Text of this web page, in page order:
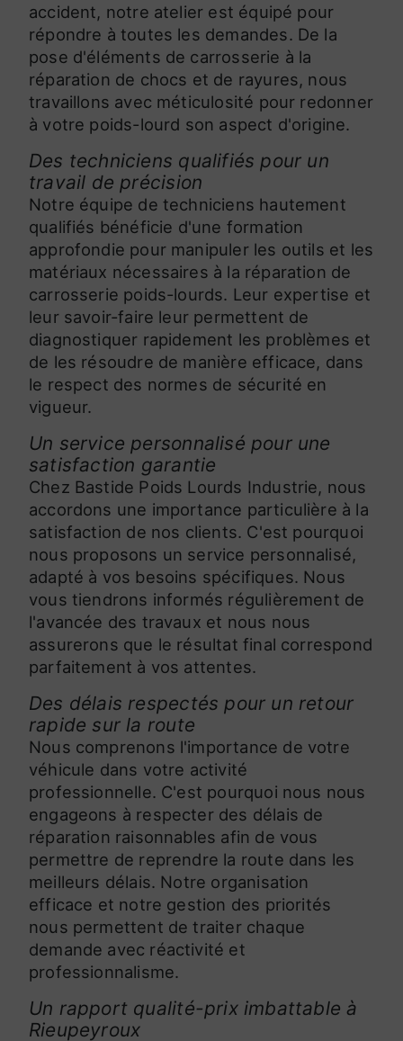
accident, notre atelier est équipé pour
répondre à toutes les demandes. De la
pose d'éléments de carrosserie à la
réparation de chocs et de rayures, nous
travaillons avec méticulosité pour redonner
à votre poids-lourd son aspect d'origine.
Des techniciens qualifiés pour un
travail de précision
Notre équipe de techniciens hautement
qualifiés bénéficie d'une formation
approfondie pour manipuler les outils et les
matériaux nécessaires à la réparation de
carrosserie poids-lourds. Leur expertise et
leur savoir-faire leur permettent de
diagnostiquer rapidement les problèmes et
de les résoudre de manière efficace, dans
le respect des normes de sécurité en
vigueur.
Un service personnalisé pour une
satisfaction garantie
Chez Bastide Poids Lourds Industrie, nous
accordons une importance particulière à la
satisfaction de nos clients. C'est pourquoi
nous proposons un service personnalisé,
adapté à vos besoins spécifiques. Nous
vous tiendrons informés régulièrement de
l'avancée des travaux et nous nous
assurerons que le résultat final correspond
parfaitement à vos attentes.
Des délais respectés pour un retour
rapide sur la route
Nous comprenons l'importance de votre
véhicule dans votre activité
professionnelle. C'est pourquoi nous nous
engageons à respecter des délais de
réparation raisonnables afin de vous
permettre de reprendre la route dans les
meilleurs délais. Notre organisation
efficace et notre gestion des priorités
nous permettent de traiter chaque
demande avec réactivité et
professionnalisme.
Un rapport qualité-prix imbattable à
Rieupeyroux